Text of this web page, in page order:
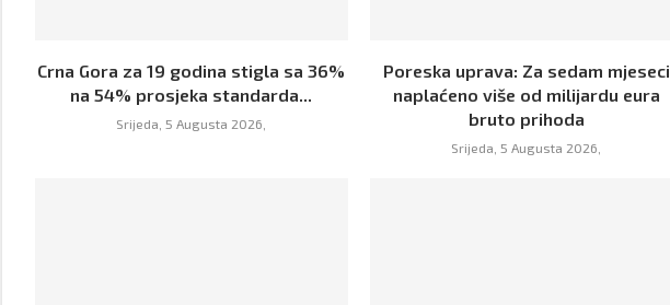
Crna Gora za 19 godina stigla sa 36%
na 54% prosjeka standarda...
Srijeda, 5 Augusta 2026,
Poreska uprava: Za sedam mjeseci
naplaćeno više od milijardu eura
bruto prihoda
Srijeda, 5 Augusta 2026,